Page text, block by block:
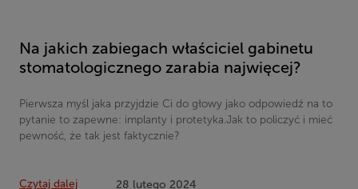
Na jakich zabiegach właściciel gabinetu
stomatologicznego zarabia najwięcej?
Pierwsza myśl jaka przyjdzie Ci do głowy jako odpowiedź na to
pytanie to zapewne: implanty i protetyka.Jak to policzyć i mieć
pewność, że tak jest faktycznie?
Czytaj dalej 28 lutego 2024